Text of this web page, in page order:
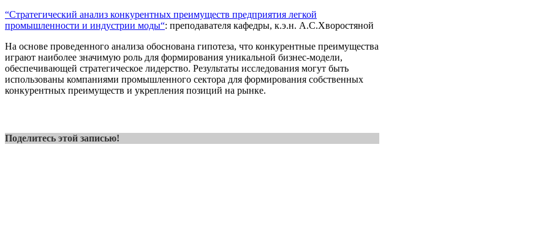
“Стратегический анализ конкурентных преимуществ предприятия легкой
промышленности и индустрии моды“: преподавателя кафедры, к.э.н. А.С.Хворостяной
На основе проведенного анализа обоснована гипотеза, что конкурентные преимущества
играют наиболее значимую роль для формирования уникальной бизнес-модели,
обеспечивающей стратегическое лидерство. Результаты исследования могут быть
использованы компаниями промышленного сектора для формирования собственных
конкурентных преимуществ и укрепления позиций на рынке.
Поделитесь этой записью!